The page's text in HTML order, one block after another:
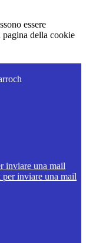
essere
della cookie
inviare una mail
inviare una mail